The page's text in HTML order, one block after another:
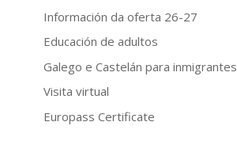
Información da oferta 26-27
Educación de adultos
Galego e Castelán para inmigrantes
Visita virtual
Europass Certificate